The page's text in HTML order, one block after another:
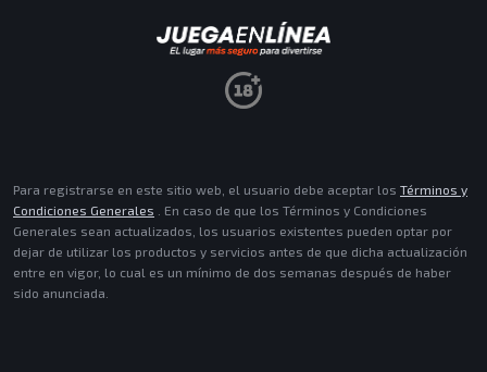
Para registrarse en este sitio web, el usuario debe aceptar los Términos y
Condiciones Generales . En caso de que los Términos y Condiciones
Generales sean actualizados, los usuarios existentes pueden optar por
dejar de utilizar los productos y servicios antes de que dicha actualización
entre en vigor, lo cual es un mínimo de dos semanas después de haber
sido anunciada.